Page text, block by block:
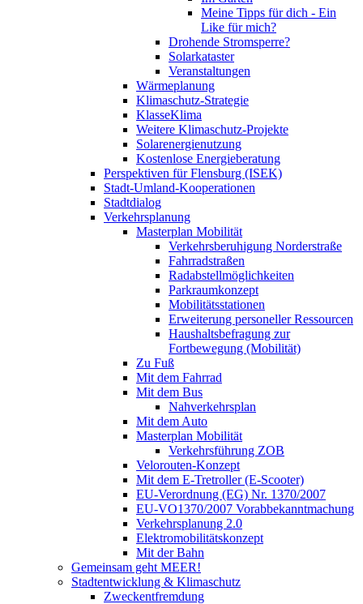
Meine Tipps für dich - Ein
Like für mich?
Drohende Stromsperre?
Solarkataster
Veranstaltungen
Wärmeplanung
Klimaschutz-Strategie
KlasseKlima
Weitere Klimaschutz-Projekte
Solarenergienutzung
Kostenlose Energieberatung
Perspektiven für Flensburg (ISEK)
Stadt-Umland-Kooperationen
Stadtdialog
Verkehrsplanung
Masterplan Mobilität
Verkehrsberuhigung Norderstraße
Fahrradstraßen
Radabstellmöglichkeiten
Parkraumkonzept
Mobilitätsstationen
Erweiterung personeller Ressourcen
Haushaltsbefragung zur
Fortbewegung (Mobilität)
Zu Fuß
Mit dem Fahrrad
Mit dem Bus
Nahverkehrsplan
Mit dem Auto
Masterplan Mobilität
Verkehrsführung ZOB
Velorouten-Konzept
Mit dem E-Tretroller (E-Scooter)
EU-Verordnung (EG) Nr. 1370/2007
EU-VO1370/2007 Vorabbekanntmachung
Verkehrsplanung 2.0
Elektromobilitätskonzept
Mit der Bahn
Gemeinsam geht MEER!
Stadtentwicklung & Klimaschutz
Zweckentfremdung